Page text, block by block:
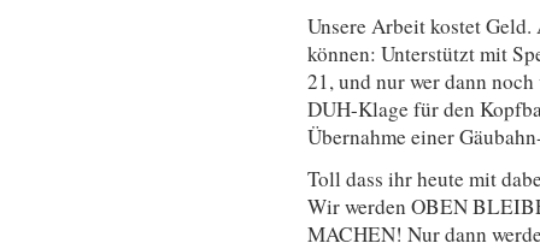
Unsere Arbeit kostet
können: Unterstützt mit
21, und nur wer dann
DUH-Klage für den
Übernahme einer
Toll dass ihr heute mit
Wir werden OBEN
MACHEN! Nur dann